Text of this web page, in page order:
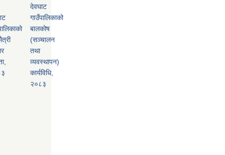
देवघाट
गाउँपालिकाको
बालकोष
(सञ्चालन
तथा
व्यवस्थापन)
कार्यविधि,
२०८३